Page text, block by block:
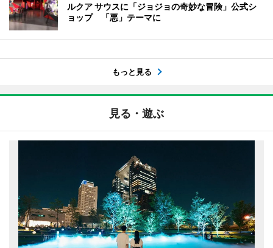
ルクア サウスに「ジョジョの奇妙な冒険」公式シ
ョップ 「悪」テーマに
もっと見る
見る・遊ぶ